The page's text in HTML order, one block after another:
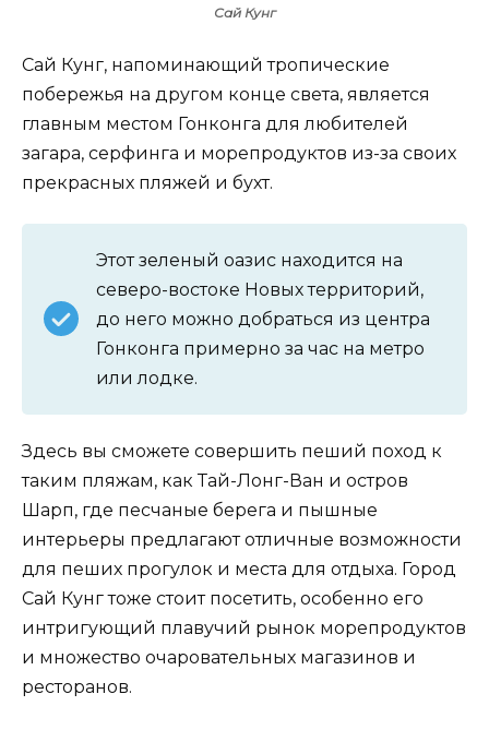
Сай Кунг
Сай Кунг, напоминающий тропические
побережья на другом конце света, является
главным местом Гонконга для любителей
загара, серфинга и морепродуктов из-за своих
прекрасных пляжей и бухт.
Этот зеленый оазис находится на
северо-востоке Новых территорий,
до него можно добраться из центра
Гонконга примерно за час на метро
или лодке.
Здесь вы сможете совершить пеший поход к
таким пляжам, как Тай-Лонг-Ван и остров
Шарп, где песчаные берега и пышные
интерьеры предлагают отличные возможности
для пеших прогулок и места для отдыха. Город
Сай Кунг тоже стоит посетить, особенно его
интригующий плавучий рынок морепродуктов
и множество очаровательных магазинов и
ресторанов.